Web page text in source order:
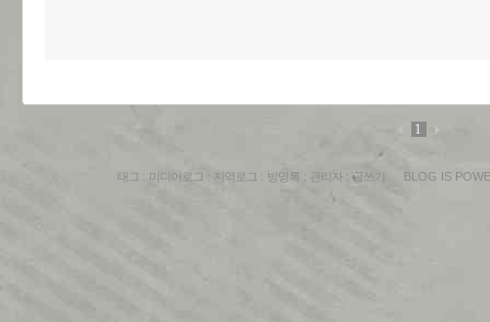
1
태그 : 미디어로그 : 지역로그 : 방명록 : 관리자 : 글쓰기 BLOG IS